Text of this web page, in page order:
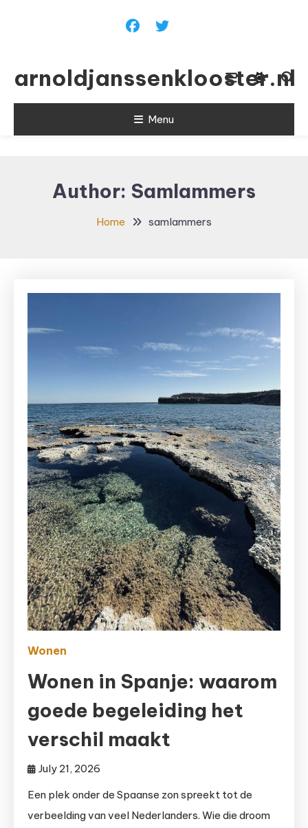
arnoldjanssenklooster.nl
Menu
Author: Samlammers
Home samlammers
Wonen
Wonen in Spanje: waarom
goede begeleiding het
verschil maakt
July 21, 2026
Een plek onder de Spaanse zon spreekt tot de
verbeelding van veel Nederlanders. Wie die droom